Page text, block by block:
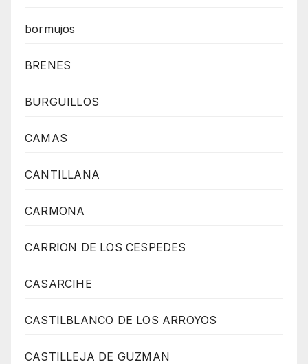
bormujos
BRENES
BURGUILLOS
CAMAS
CANTILLANA
CARMONA
CARRION DE LOS CESPEDES
CASARCIHE
CASTILBLANCO DE LOS ARROYOS
CASTILLEJA DE GUZMAN